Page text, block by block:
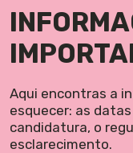
Aqui encontras a
esquecer: as
candidatura, o
esclarecimento.